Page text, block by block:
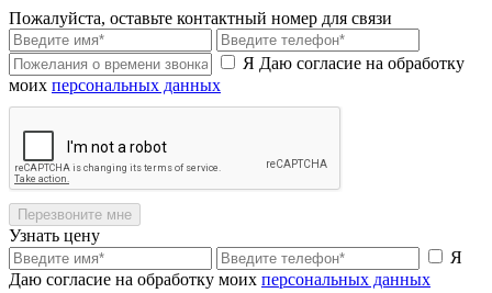
Пожалуйста, оставьте контактный номер для связи
Я Даю согласие на обработку
моих персональных данных
Перезвоните мне
Узнать цену
Я
Даю согласие на обработку моих персональных данных